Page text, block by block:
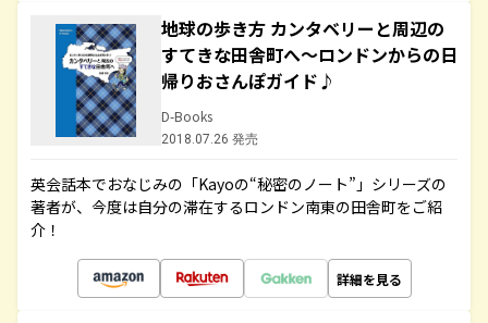
地球の歩き方 カンタベリーと周辺の
すてきな田舎町へ～ロンドンからの日
帰りおさんぽガイド♪
D-Books
2018.07.26 発売
英会話本でおなじみの「Kayoの“秘密のノート”」シリーズの
著者が、今度は自分の滞在するロンドン南東の田舎町をご紹
介！
詳細を見る